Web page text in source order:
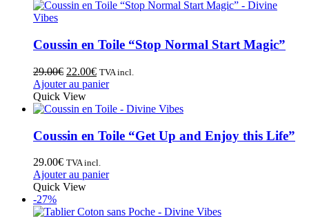
Coussin en Toile “Stop Normal Start Magic”
29.00€ 22.00€ TVA incl.
Ajouter au panier
Quick View
Coussin en Toile “Get Up and Enjoy this Life”
29.00€ TVA incl.
Ajouter au panier
Quick View
-27%